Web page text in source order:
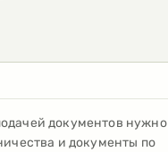
документов нужно
и документы по